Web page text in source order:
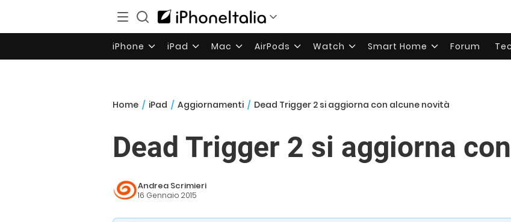
iPhone iPad Mac AirPods Watch Smart Home Forum
Home / iPad / Aggiornamenti / Dead Trigger 2 si aggiorna con alcune novità
Dead Trigger 2 si aggiorna
Andrea Scrimieri
16 Gennaio 2015